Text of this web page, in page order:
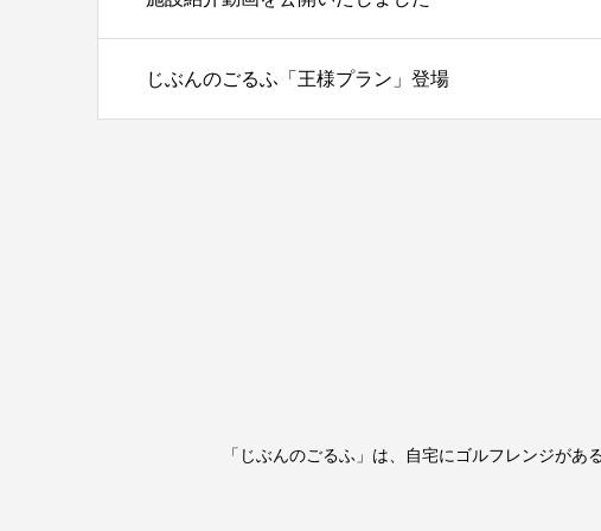
じぶんのごるふ「王様プラン」登場
「じぶんのごるふ」は、自宅にゴルフレンジが